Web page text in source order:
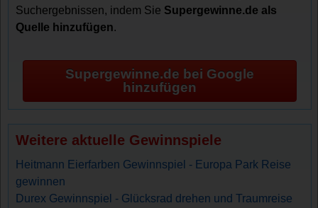
Suchergebnissen, indem Sie Supergewinne.de als
Quelle hinzufügen.
Supergewinne.de bei Google
hinzufügen
Weitere aktuelle Gewinnspiele
Heitmann Eierfarben Gewinnspiel - Europa Park Reise
gewinnen
Durex Gewinnspiel - Glücksrad drehen und Traumreise